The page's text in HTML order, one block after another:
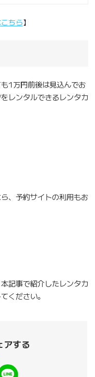
ちら】
1万円前後は見込んでお
レンタルできるレンタカ
、予約サイトの利用もお
記事で紹介したレンタカ
ください。
アする